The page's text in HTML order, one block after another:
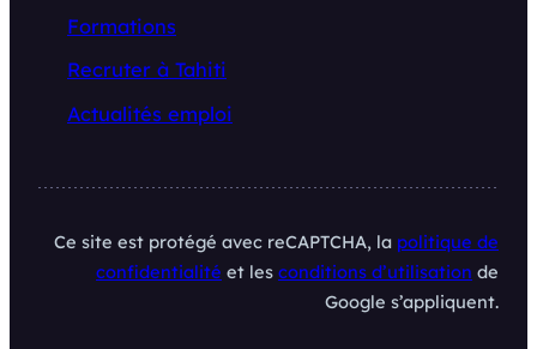
Formations
Recruter à Tahiti
Actualités emploi
Ce site est protégé avec reCAPTCHA, la politique de
confidentialité et les conditions d’utilisation de
Google s’appliquent.